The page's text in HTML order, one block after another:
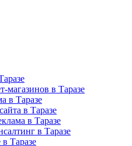
магазинов в Таразе
в Таразе
в Таразе
в Таразе
в Таразе
Таразе